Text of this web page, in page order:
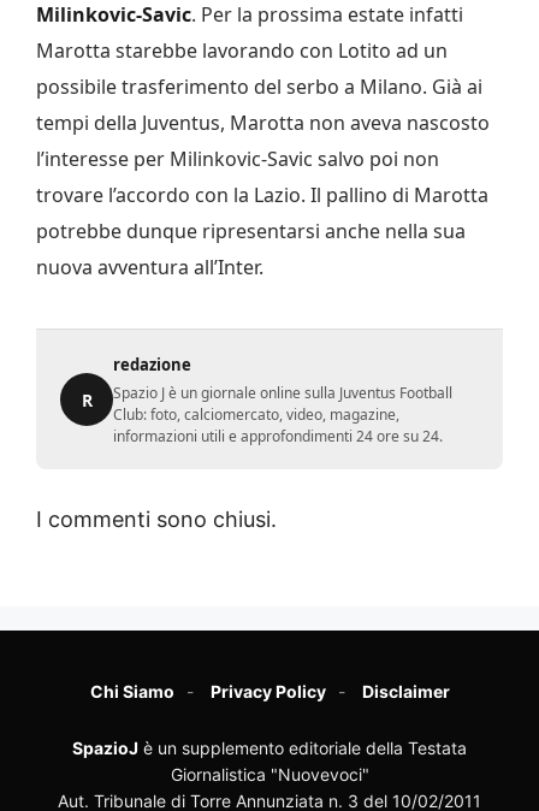
Milinkovic-Savic. Per la prossima estate infatti
Marotta starebbe lavorando con Lotito ad un
possibile trasferimento del serbo a Milano. Già ai
tempi della Juventus, Marotta non aveva nascosto
l’interesse per Milinkovic-Savic salvo poi non
trovare l’accordo con la Lazio. Il pallino di Marotta
potrebbe dunque ripresentarsi anche nella sua
nuova avventura all’Inter.
R
redazione
Spazio J è un giornale online sulla Juventus Football
Club: foto, calciomercato, video, magazine,
informazioni utili e approfondimenti 24 ore su 24.
I commenti sono chiusi.
Chi Siamo Privacy Policy Disclaimer
SpazioJ è un supplemento editoriale della Testata
Giornalistica "Nuovevoci"
Aut. Tribunale di Torre Annunziata n. 3 del 10/02/2011